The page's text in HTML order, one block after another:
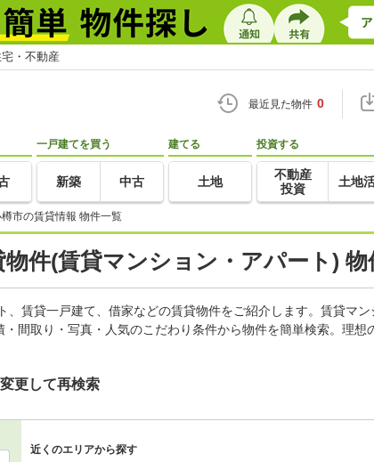
・不動産
最近見た物件 0
一戸建てを買う
新築 中古
建てる
土地
投資する
不動産
投資
土地
市の賃貸情報 物件一覧
件(賃貸マンション・アパート) 物
、賃貸一戸建て、借家などの賃貸物件をご紹介します。賃貸マ
間取り・写真・人気のこだわり条件から物件を簡単検索。理想
更して再検索
近くのエリアから探す